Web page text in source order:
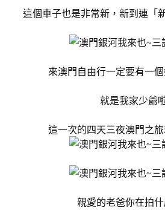
這個車子也是非常新，新到連「
來澳門自由行一定要有一
就是我家少爺
這一次的四天三夜澳門之
親愛的老爸你在拍什